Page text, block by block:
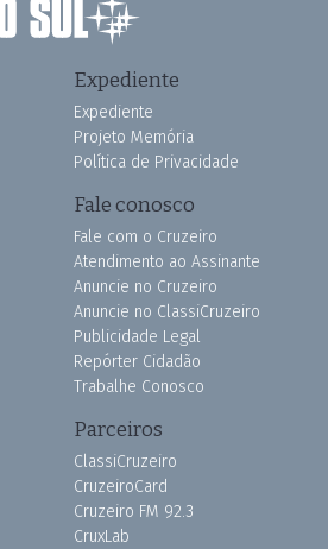
Expediente
Expediente
Projeto Memória
Política de Privacidade
Fale conosco
Fale com o Cruzeiro
Atendimento ao Assinante
Anuncie no Cruzeiro
Anuncie no ClassiCruzeiro
Publicidade Legal
Repórter Cidadão
Trabalhe Conosco
Parceiros
ClassiCruzeiro
CruzeiroCard
Cruzeiro FM 92.3
CruxLab